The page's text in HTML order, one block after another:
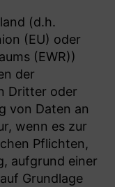
(d.h.
(EU) oder
(EWR))
der
Dritter oder
von Daten an
wenn es zur
Pflichten,
aufgrund einer
Grundlage